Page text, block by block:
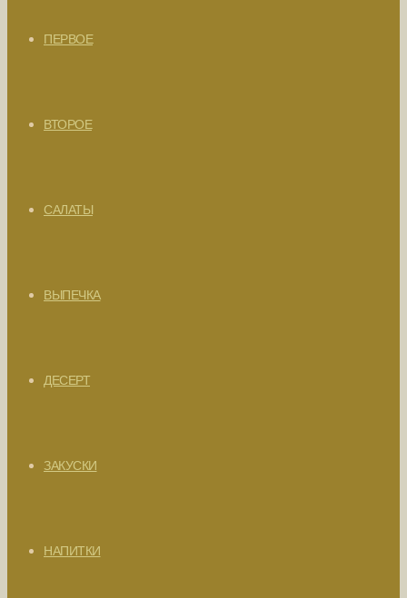
ПЕРВОЕ
ВТОРОЕ
САЛАТЫ
ВЫПЕЧКА
ДЕСЕРТ
ЗАКУСКИ
НАПИТКИ